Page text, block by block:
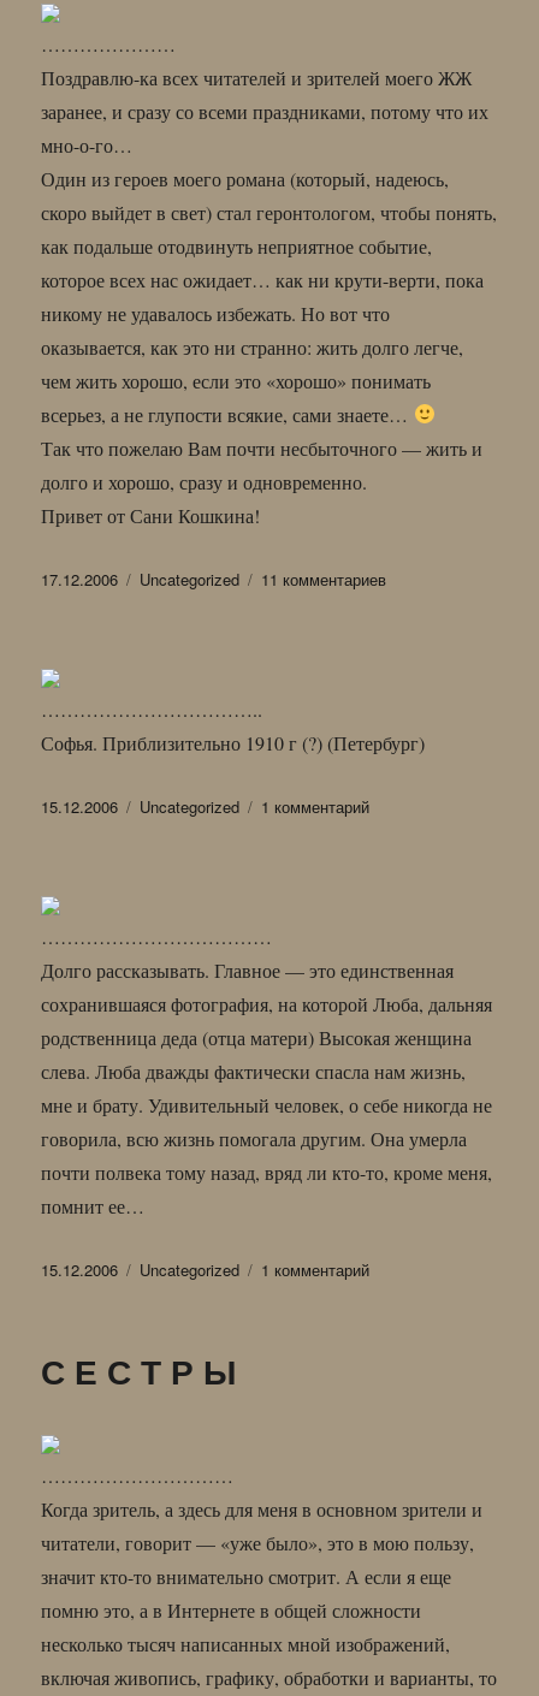
…………………
Поздравлю-ка всех читателей и зрителей моего ЖЖ
заранее, и сразу со всеми праздниками, потому что их
мно-о-го…
Один из героев моего романа (который, надеюсь,
скоро выйдет в свет) стал геронтологом, чтобы понять,
как подальше отодвинуть неприятное событие,
которое всех нас ожидает… как ни крути-верти, пока
никому не удавалось избежать. Но вот что
оказывается, как это ни странно: жить долго легче,
чем жить хорошо, если это «хорошо» понимать
всерьез, а не глупости всякие, сами знаете…
Так что пожелаю Вам почти несбыточного — жить и
долго и хорошо, сразу и одновременно.
Привет от Сани Кошкина!
Опубликовано
17.12.2006 Рубрики
Uncategorized 11 комментариевк
……………………………..
Софья. Приблизительно 1910 г (?) (Петербург)
Опубликовано
15.12.2006 Рубрики
Uncategorized 1 комментарийк
………………………………
Долго рассказывать. Главное — это единственная
сохранившаяся фотография, на которой Люба, дальняя
родственница деда (отца матери) Высокая женщина
слева. Люба дважды фактически спасла нам жизнь,
мне и брату. Удивительный человек, о себе никогда не
говорила, всю жизнь помогала другим. Она умерла
почти полвека тому назад, вряд ли кто-то, кроме меня,
помнит ее…
Опубликовано
15.12.2006 Рубрики
Uncategorized 1 комментарийк
С Е С Т Р Ы
…………………………
Когда зритель, а здесь для меня в основном зрители и
читатели, говорит — «уже было», это в мою пользу,
значит кто-то внимательно смотрит. А если я еще
помню это, а в Интернете в общей сложности
несколько тысяч написанных мной изображений,
включая живопись, графику, обработки и варианты, то